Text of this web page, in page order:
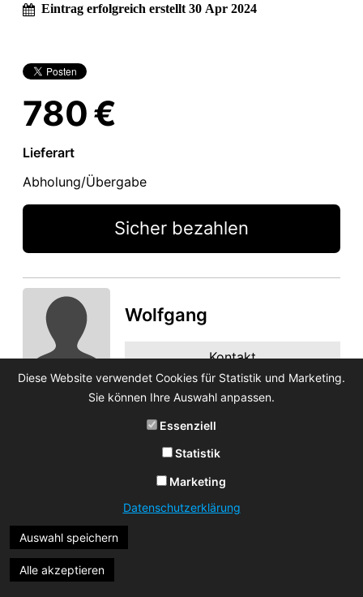
Eintrag erfolgreich erstellt 30 Apr 2024
780 €
Lieferart
Abholung/Übergabe
Sicher bezahlen
Wolfgang
Kontakt
Diese Website verwendet Cookies für Statistik und Marketing.
Sie können Ihre Auswahl anpassen.
Essenziell
Statistik
Marketing
Datenschutzerklärung
Auswahl speichern
Alle akzeptieren